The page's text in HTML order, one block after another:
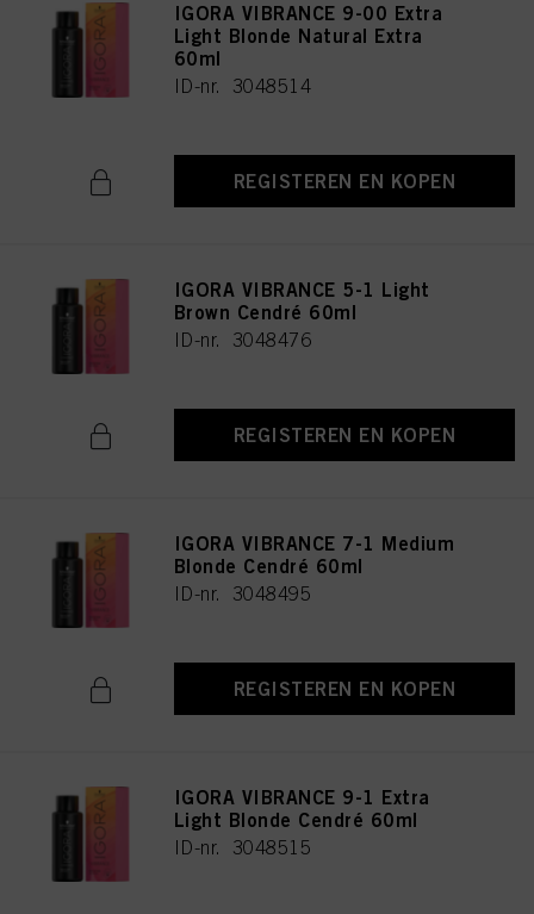
IGORA VIBRANCE 9-00 Extra
Light Blonde Natural Extra
60ml
ID-nr. 3048514
REGISTEREN EN KOPEN
IGORA VIBRANCE 5-1 Light
Brown Cendré 60ml
ID-nr. 3048476
REGISTEREN EN KOPEN
IGORA VIBRANCE 7-1 Medium
Blonde Cendré 60ml
ID-nr. 3048495
REGISTEREN EN KOPEN
IGORA VIBRANCE 9-1 Extra
Light Blonde Cendré 60ml
ID-nr. 3048515